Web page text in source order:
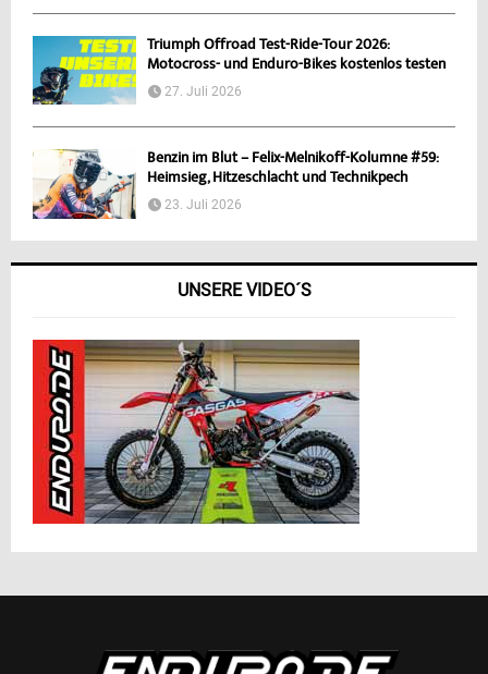
Triumph Offroad Test-Ride-Tour 2026:
Motocross- und Enduro-Bikes kostenlos testen
27. Juli 2026
Benzin im Blut – Felix-Melnikoff-Kolumne #59:
Heimsieg, Hitzeschlacht und Technikpech
23. Juli 2026
UNSERE VIDEO´S